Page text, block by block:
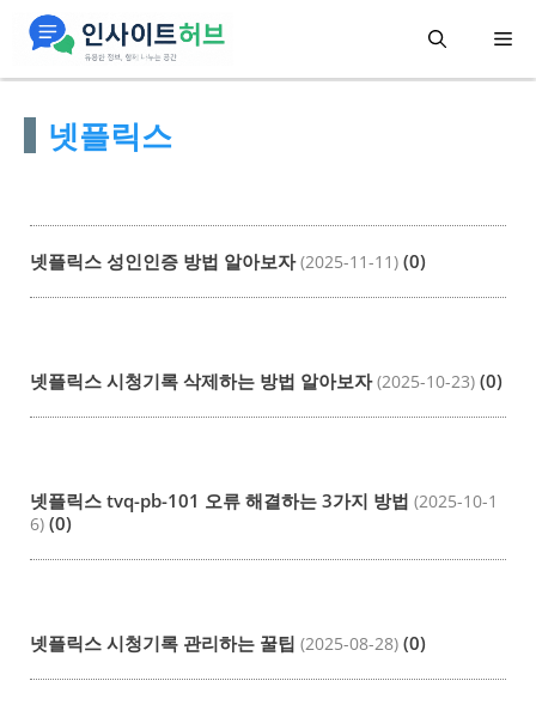
메
넷플릭스
넷플릭스 성인인증 방법 알아보자 (2025-11-11) (0)
넷플릭스 시청기록 삭제하는 방법 알아보자 (2025-10-23) (0)
넷플릭스 tvq-pb-101 오류 해결하는 3가지 방법 (2025-10-1
6) (0)
넷플릭스 시청기록 관리하는 꿀팁 (2025-08-28) (0)